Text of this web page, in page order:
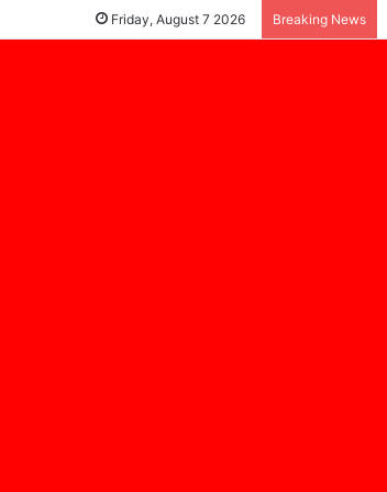
Friday, August 7 2026 Breaking News